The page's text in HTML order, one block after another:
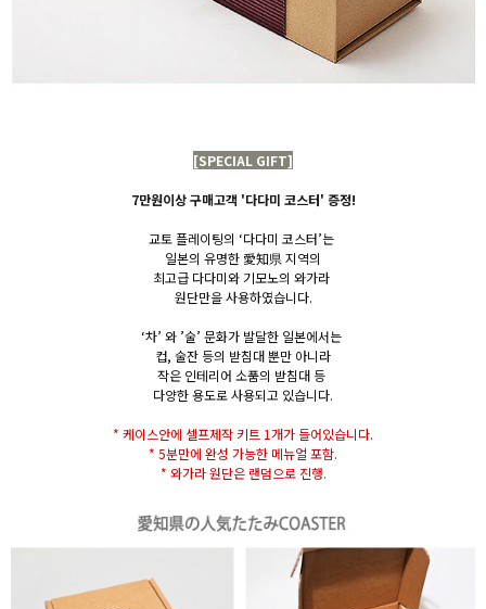
[SPECIAL GIFT]
7만원이상 구매고객 '다다미 코스터' 증정!
교토 플레이팅의 ‘다다미 코스터’는
일본의 유명한 愛知県 지역의
최고급 다다미와 기모노의 와가라
원단만을사용하였습니다.
‘차’ 와 ’술’ 문화가 발달한 일본에서는
컵, 술잔 등의 받침대 뿐만 아니라
작은 인테리어 소품의 받침대 등
다양한 용도로 사용되고 있습니다.
* 케이스안에 셀프제작 키트 1개가 들어있습니다.
* 5분만에 완성 가능한 메뉴얼 포함.
* 와가라 원단은 랜덤으로 진행.